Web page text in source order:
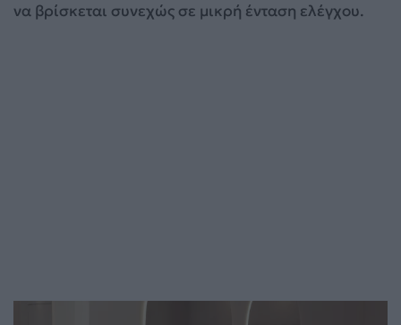
να βρίσκεται συνεχώς σε μικρή ένταση ελέγχου.